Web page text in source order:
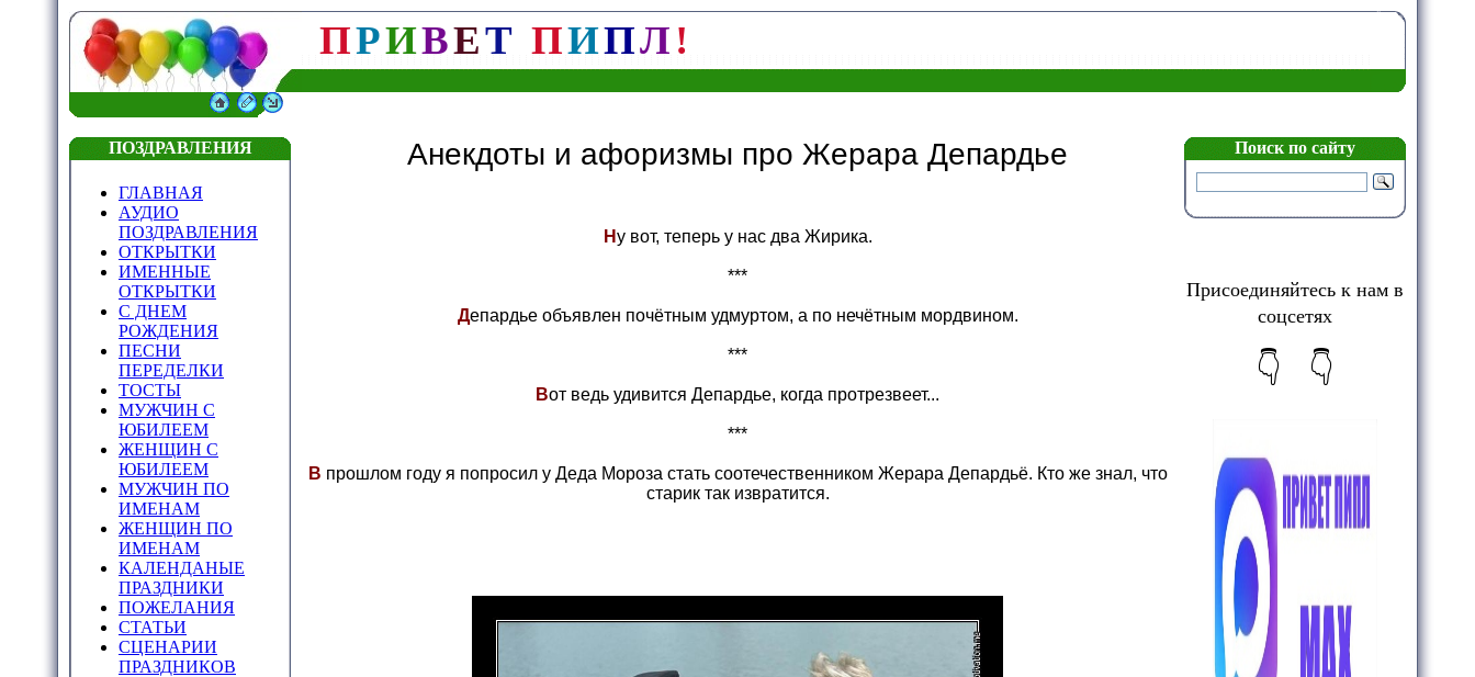
ПРИВЕТ ПИПЛ!
ПОЗДРАВЛЕНИЯ
ГЛАВНАЯ
АУДИО
ПОЗДРАВЛЕНИЯ
ОТКРЫТКИ
ИМЕННЫЕ
ОТКРЫТКИ
С ДНЕМ
РОЖДЕНИЯ
ПЕСНИ
ПЕРЕДЕЛКИ
ТОСТЫ
МУЖЧИН С
ЮБИЛЕЕМ
ЖЕНЩИН С
ЮБИЛЕЕМ
МУЖЧИН ПО
ИМЕНАМ
ЖЕНЩИН ПО
ИМЕНАМ
КАЛЕНДАНЫЕ
ПРАЗДНИКИ
ПОЖЕЛАНИЯ
СТАТЬИ
СЦЕНАРИИ
ПРАЗДНИКОВ
Анекдоты и афоризмы про Жерара Депардье
Ну вот, теперь у нас два Жирика.
***
Депардье объявлен почётным удмуртом, а по нечётным мордвином.
***
Вот ведь удивится Депардье, когда протрезвеет...
***
В прошлом году я попросил у Деда Мороза стать соотечественником Жерара Депардьё. Кто же знал, что
старик так извратится.
Поиск по сайту
Присоединяйтесь к нам в
соцсетях
👇 👇